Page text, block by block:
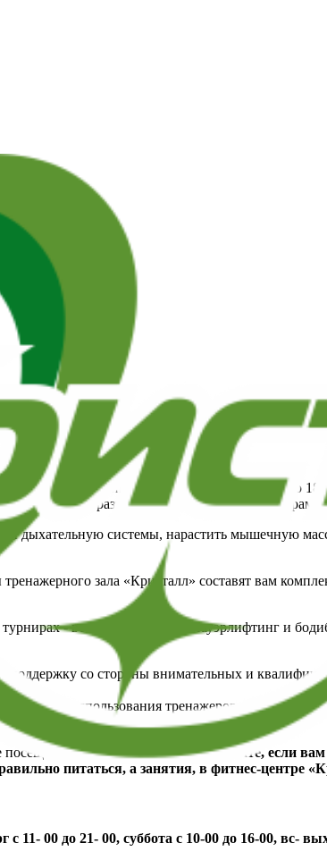
Тренажерный зал «Кристалл» площадью
рядами, разнообразными грифами, наборами
и дыхательную системы, нарастить мышечную
зала «Кристалл» составят вам
- все в ваших руках. Пауэрлифтинг и
со стороны внимательных и
правила использования тренажеров и научит
посещения, скидки, акции.........Помните, если
питаться, а занятия, в фитнес-центре
11- 00 до 21- 00, суббота с 10-00 до 16-00, вс-